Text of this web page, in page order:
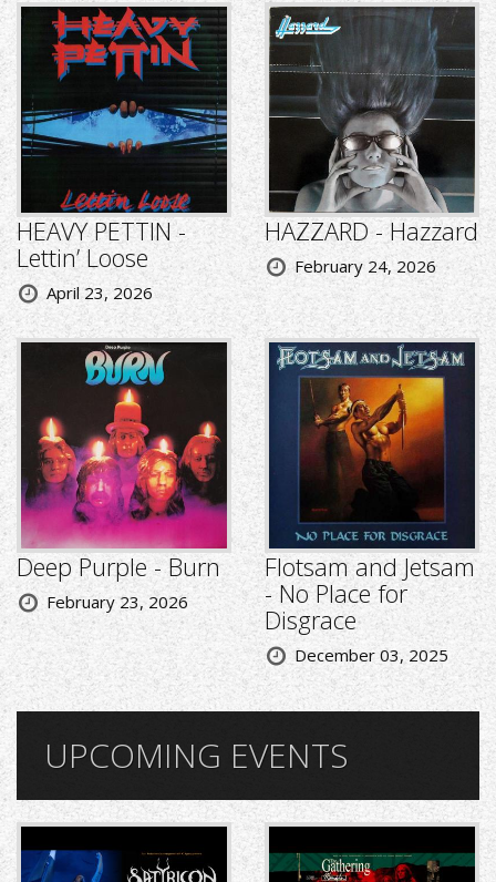
HEAVY PETTIN -
Lettin’ Loose
April 23, 2026
HAZZARD - Hazzard
February 24, 2026
Deep Purple - Burn
February 23, 2026
Flotsam and Jetsam
- No Place for
Disgrace
December 03, 2025
UPCOMING EVENTS